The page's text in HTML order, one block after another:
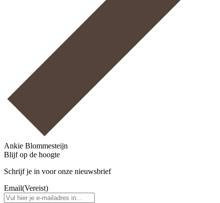
Ankie Blommesteijn
Blijf op de hoogte
Schrijf je in voor onze nieuwsbrief
Email(Vereist)